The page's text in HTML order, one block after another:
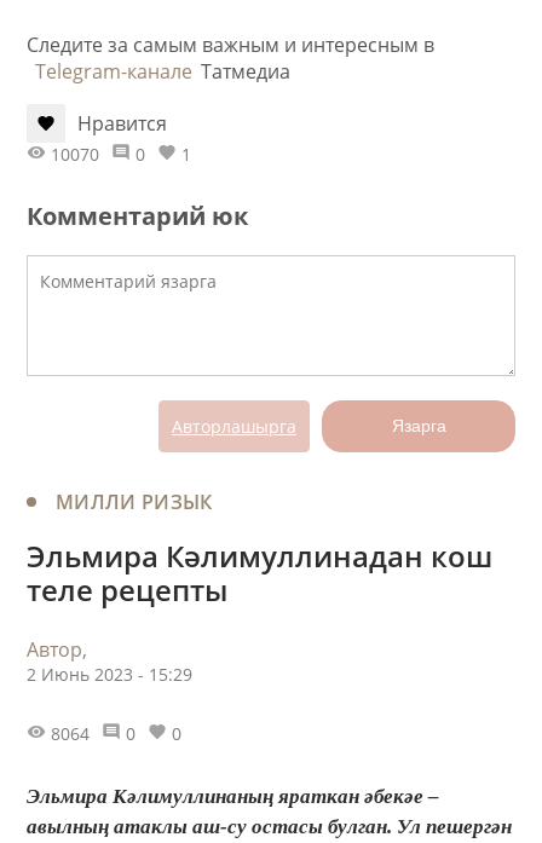
Следите за самым важным и интересным в
Telegram-канале Татмедиа
Нравится
10070 0 1
Комментарий юк
Авторлашырга Язарга
МИЛЛИ РИЗЫК
Эльмира Кәлимуллинадан кош
теле рецепты
Автор,
2 Июнь 2023 - 15:29
8064 0 0
Эльмира Кәлимуллинаның яраткан әбекәе –
авылның атаклы аш-су остасы булган. Ул пешергән